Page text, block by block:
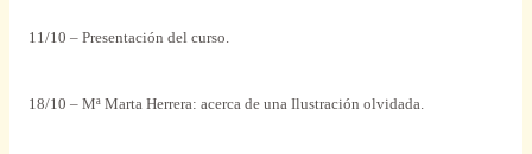
11/10 – Presentación del curso.
18/10 – Mª Marta Herrera: acerca de una Ilustración olvidada.